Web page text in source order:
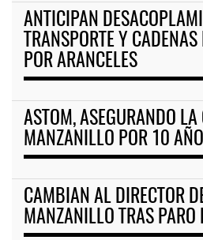
ANTICIPAN
TRANSPORTE Y
POR ARANCELES
ASTOM, ASEGURANDO
MANZANILLO POR 10
CAMBIAN AL DIRECTOR
MANZANILLO TRAS PARO